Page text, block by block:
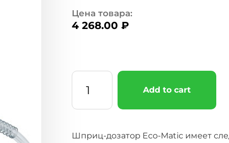
Цена товара:
4 268.00 ₽
Add to cart
Шприц-дозатор Eco-Matic имеет